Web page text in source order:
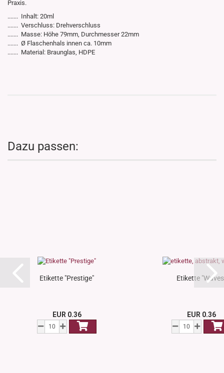
Praxis.
....... Inhalt: 20ml
....... Verschluss: Drehverschluss
....... Masse: Höhe 79mm, Durchmesser 22mm
....... Ø Flaschenhals innen ca. 10mm
....... Material: Braunglas, HDPE
Dazu passen:
Etikette "Prestige"
EUR 0.36
Etikette
EUR 0.36